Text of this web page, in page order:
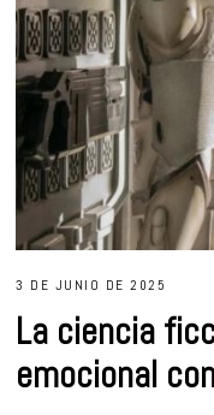
3 DE JUNIO DE 2025
La ciencia
emocional